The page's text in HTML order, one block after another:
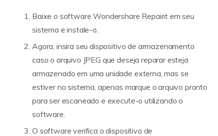
Repare suas fotos, melhore a qualidade e restaure
momentos preciosos com uma solução baseada
em IA.
Vamos lá Teste Online
Baixe o software Wondershare Repairit em seu
sistema e instale-o.
Agora, insira seu dispositivo de armazenamento
caso o arquivo JPEG que deseja reparar esteja
armazenado em uma unidade externa, mas se
estiver no sistema, apenas marque o arquivo pronto
para ser escaneado e execute-o utilizando o
software.
O software verifica o dispositivo de